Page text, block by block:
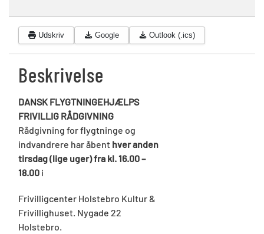
Udskriv Google Outlook (.ics)
Beskrivelse
DANSK FLYGTNINGEHJÆLPS
FRIVILLIG RÅDGIVNING
Rådgivning for flygtninge og
indvandrere har åbent hver anden
tirsdag (lige uger) fra kl. 16.00 –
18.00 i
Frivilligcenter Holstebro Kultur &
Frivillighuset. Nygade 22
Holstebro.